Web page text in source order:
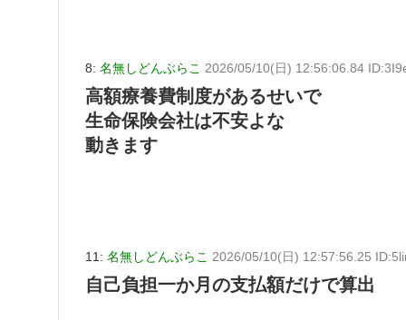
8: 名無しどんぶらこ 2026/05/10(日) 12:56:06.84
高額療養費制度があるせいで
生命保険会社は不安よな
動きます
11: 名無しどんぶらこ 2026/05/10(日) 12:57:56.25
自己負担一か月の支払額だけで算出